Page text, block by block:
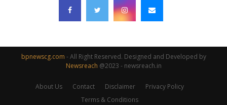
bpnewscg.com - All Right Reserved. Designed and Developed by
Newsreach @2023 - newsreach.in
About Us Contact Disclaimer
Privacy Policy
Terms & Conditions